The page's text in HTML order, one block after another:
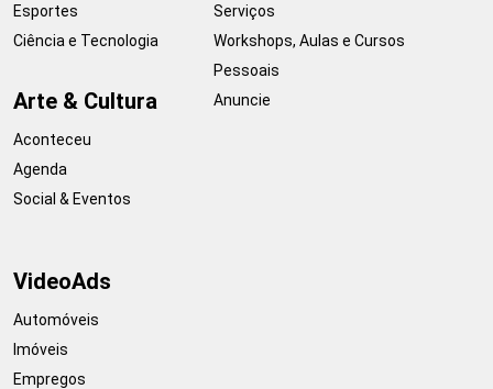
Esportes
Ciência e Tecnologia
Arte & Cultura
Aconteceu
Agenda
Social & Eventos
Serviços
Workshops, Aulas e Cursos
Pessoais
Anuncie
VideoAds
Automóveis
Imóveis
Empregos